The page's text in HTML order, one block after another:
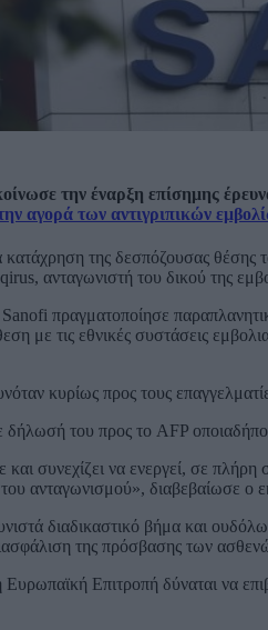
την έναρξη επίσημης
αγορά των αντιγριπικών
κατάχρηση της δεσπόζουσας
ανταγωνιστή του δικού της
πραγματοποίησε
με τις εθνικές συστάσεις
κυρίως προς τους
δήλωσή του προς το AFP
και συνεχίζει να ενεργεί, σε
ανταγωνισμού», διαβεβαίωσε ο
διαδικαστικό βήμα και
της πρόσβασης των
Ευρωπαϊκή Επιτροπή δύναται να